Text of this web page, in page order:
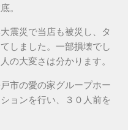
。
震災で当店も被災し、タ
しました。一部損壊でし
の大変さは分かります。
市の愛の家グループホー
ョンを行い、３０人前を